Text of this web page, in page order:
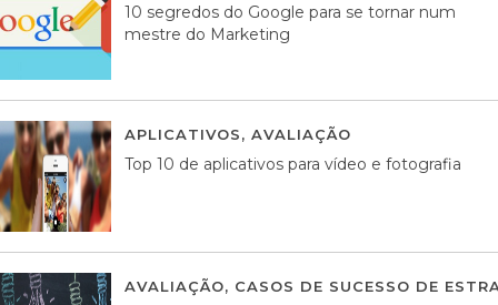
10 segredos do Google para se tornar num
mestre do Marketing
APLICATIVOS, AVALIAÇÃO
Top 10 de aplicativos para vídeo e fotografia
AVALIAÇÃO, CASOS DE SUCESSO DE